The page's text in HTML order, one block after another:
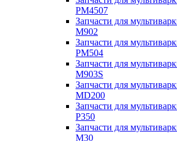
PM4507
Запчасти для
M902
Запчасти для
PM504
Запчасти для
M903S
Запчасти для
MD200
Запчасти для
P350
Запчасти для
M30